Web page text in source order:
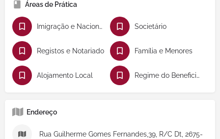
Áreas de Prática
Imigração e Nacionalidade Societário
Registos e Notariado Família e Menores
Alojamento Local Regime do Beneficiário Efetivo
Endereço
Rua Guilherme Gomes Fernandes,39, R/C Dt, 2675-